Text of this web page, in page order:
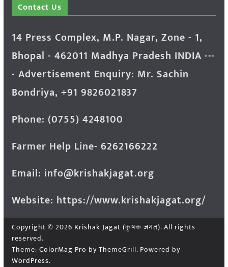
Contact Us
14 Press Complex, M.P. Nagar, Zone - 1,
Bhopal - 462011 Madhya Pradesh INDIA ---
- Advertisement Enquiry: Mr. Sachin
Bondriya, +91 9826021837
Phone: (0755) 4248100
Farmer Help Line- 6262166222
Email: info@krishakjagat.org
Website: https://www.krishakjagat.org/
Copyright © 2026 Krishak Jagat (कृषक जगत). All rights
reserved.
Theme: ColorMag Pro by ThemeGrill. Powered by
WordPress.